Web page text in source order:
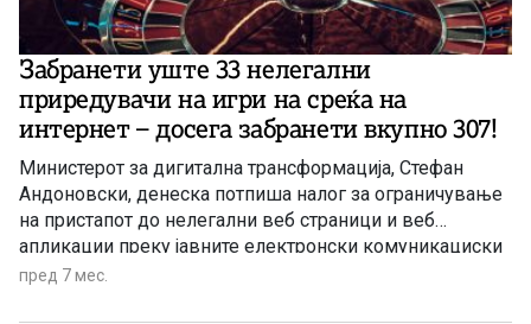
Забранети уште 33 нелегални
приредувачи на игри на среќа на
интернет – досега забранети вкупно 307!
Министерот за дигитална трансформација, Стефан
Андоновски, денеска потпиша налог за ограничување
на пристапот до нелегални веб страници и веб
апликации преку јавните електронски комуникациски
мрежи, во случаи на нелегално приредување игри на
пред 7 мес.